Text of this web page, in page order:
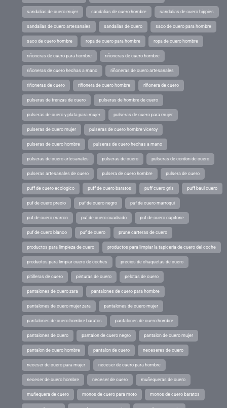
sandalias de cuero mujer sandalias de cuero hombre sandalias de cuero hippies
sandalias de cuero artesanales sandalias de cuero saco de cuero para hombre
saco de cuero hombre ropa de cuero para hombre ropa de cuero hombre
riñoneras de cuero para hombre riñoneras de cuero hombre
riñoneras de cuero hechas a mano riñoneras de cuero artesanales
riñoneras de cuero riñonera de cuero hombre riñonera de cuero
pulseras de trenzas de cuero pulseras de hombre de cuero
pulseras de cuero y plata para mujer pulseras de cuero para mujer
pulseras de cuero mujer pulseras de cuero hombre viceroy
pulseras de cuero hombre pulseras de cuero hechas a mano
pulseras de cuero artesanales pulseras de cuero pulseras de cordon de cuero
pulseras artesanales de cuero pulsera de cuero hombre pulsera de cuero
puff de cuero ecologico puff de cuero baratos puff cuero gris puff baul cuero
puf de cuero precio puf de cuero negro puf de cuero marroqui
puf de cuero marron puf de cuero cuadrado puf de cuero capitone
puf de cuero blanco puf de cuero prune carteras de cuero
productos para limpieza de cuero productos para limpiar la tapiceria de cuero del coche
productos para limpiar cuero de coches precios de chaquetas de cuero
pitilleras de cuero pinturas de cuero pelotas de cuero
pantalones de cuero zara pantalones de cuero para hombre
pantalones de cuero mujer zara pantalones de cuero mujer
pantalones de cuero hombre baratos pantalones de cuero hombre
pantalones de cuero pantalon de cuero negro pantalon de cuero mujer
pantalon de cuero hombre pantalon de cuero neceseres de cuero
neceser de cuero para mujer neceser de cuero para hombre
neceser de cuero hombre neceser de cuero muñequeras de cuero
muñequera de cuero monos de cuero para moto monos de cuero baratos